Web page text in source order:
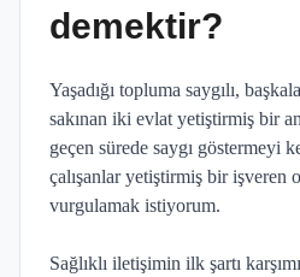
demektir?
Yaşadığı topluma saygılı,
sakınan iki evlat yetiştirmiş bir
geçen sürede saygı göstermeyi
çalışanlar yetiştirmiş bir işveren
vurgulamak istiyorum.
Sağlıklı iletişimin ilk şartı